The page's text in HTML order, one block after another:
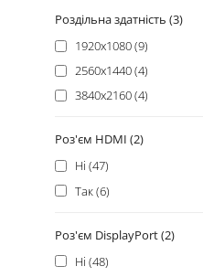
LORGAR (+1)
Роздільна здатність (3)
1920x1080 (9)
2560x1440 (4)
3840x2160 (4)
Роз'єм HDMI (2)
Ні (47)
Так (6)
Роз'єм DisplayPort (2)
Ні (48)